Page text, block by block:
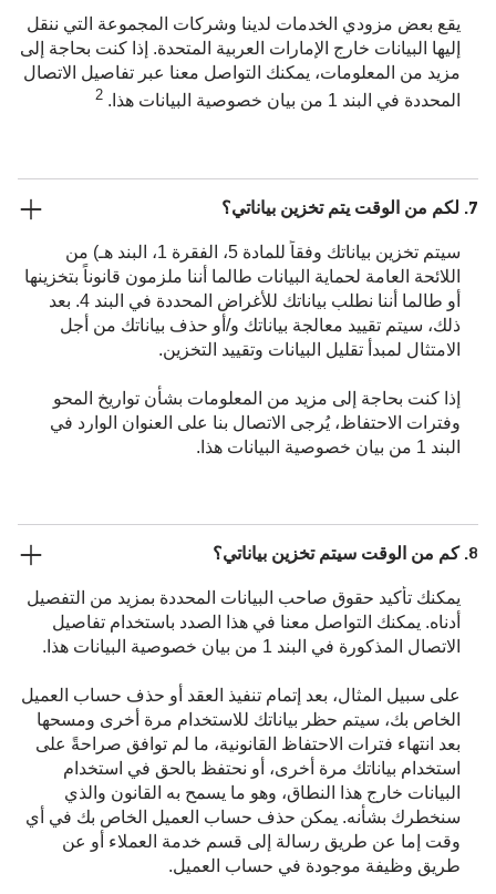
يقع بعض مزودي الخدمات لدينا وشركات المجموعة التي ننقل
إليها البيانات خارج الإمارات العربية المتحدة. إذا كنت بحاجة إلى
مزيد من المعلومات، يمكنك التواصل معنا عبر تفاصيل الاتصال
المحددة في البند 1 من بيان خصوصية البيانات هذا.
2
7. لكم من الوقت يتم تخزين بياناتي؟
سيتم تخزين بياناتك وفقاً للمادة 5، الفقرة 1، البند هـ) من
اللائحة العامة لحماية البيانات طالما أننا ملزمون قانوناً بتخزينها
أو طالما أننا نطلب بياناتك للأغراض المحددة في البند 4. بعد
ذلك، سيتم تقييد معالجة بياناتك و/أو حذف بياناتك من أجل
الامتثال لمبدأ تقليل البيانات وتقييد التخزين.
إذا كنت بحاجة إلى مزيد من المعلومات بشأن تواريخ المحو
وفترات الاحتفاظ، يُرجى الاتصال بنا على العنوان الوارد في
البند 1 من بيان خصوصية البيانات هذا.
8. كم من الوقت سيتم تخزين بياناتي؟
يمكنك تأكيد حقوق صاحب البيانات المحددة بمزيد من التفصيل
أدناه. يمكنك التواصل معنا في هذا الصدد باستخدام تفاصيل
الاتصال المذكورة في البند 1 من بيان خصوصية البيانات هذا.
على سبيل المثال، بعد إتمام تنفيذ العقد أو حذف حساب العميل
الخاص بك، سيتم حظر بياناتك للاستخدام مرة أخرى ومسحها
بعد انتهاء فترات الاحتفاظ القانونية، ما لم توافق صراحةً على
استخدام بياناتك مرة أخرى، أو نحتفظ بالحق في استخدام
البيانات خارج هذا النطاق، وهو ما يسمح به القانون والذي
سنخطرك بشأنه. يمكن حذف حساب العميل الخاص بك في أي
وقت إما عن طريق رسالة إلى قسم خدمة العملاء أو عن
طريق وظيفة موجودة في حساب العميل.